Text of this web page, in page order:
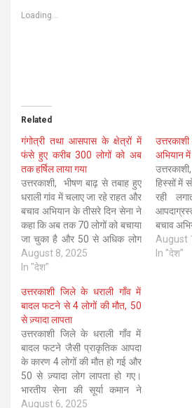
Loading...
Related
गंगोत्री तथा आसपास के क्षेत्रों में
फंसे हुए करीब 300 लोगों को अब
तक हर्षिल लाया गया
उत्तरकाशी, भीषण बाढ़ से तबाह हुए
धराली गांव में चलाए जा रहे राहत और
बचाव अभियान के तीसरे दिन सेना ने
कहा कि अब तक 70 लोगों को बचाया
जा चुका है और 50 से अधिक लोग
अब भी लापता है। अधिकारियों के
अनुसार मंगलवार दोपहर बाद बादल
August 8, 2025
In "देश"
अभियान
हिस्सों में
रही
बचाव
August
In "देश"
उत्तरकाशी जिले के धराली गाँव में
बादल फटने से 4 लोगों की मौत, 50
से ज़्यादा लापता
उत्तरकाशी जिले के धराली गाँव में
बादल फटने जैसी प्राकृतिक आपदा
के कारण 4 लोगों की मौत हो गई और
50 से ज़्यादा लोग लापता हो गए।
भारतीय सेना की सूर्या कमान ने
लगभग 13:45 बजे हर्षिल के पास
August 6, 2025